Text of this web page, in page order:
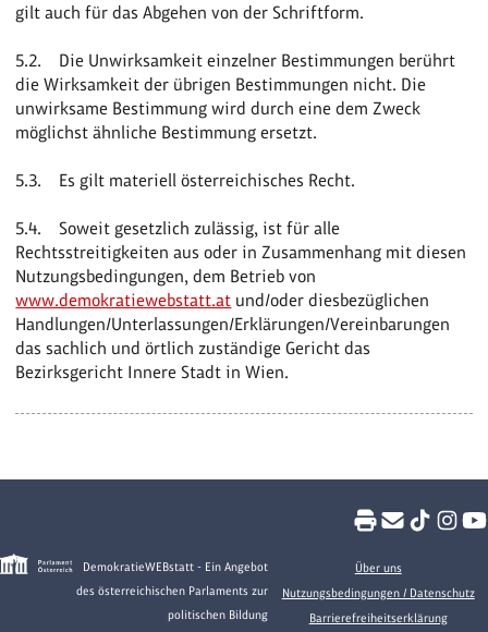
gilt auch für das Abgehen von der Schriftform.
5.2. Die Unwirksamkeit einzelner Bestimmungen berührt
die Wirksamkeit der übrigen Bestimmungen nicht. Die
unwirksame Bestimmung wird durch eine dem Zweck
möglichst ähnliche Bestimmung ersetzt.
5.3. Es gilt materiell österreichisches Recht.
5.4. Soweit gesetzlich zulässig, ist für alle
Rechtsstreitigkeiten aus oder in Zusammenhang mit diesen
Nutzungsbedingungen, dem Betrieb von
www.demokratiewebstatt.at und/oder diesbezüglichen
Handlungen/Unterlassungen/Erklärungen/Vereinbarungen
das sachlich und örtlich zuständige Gericht das
Bezirksgericht Innere Stadt in Wien.
DemokratieWEBstatt - Ein Angebot
des österreichischen Parlaments zur
politischen Bildung
Über uns
Nutzungsbedingungen / Datenschutz
Barrierefreiheitserklärung